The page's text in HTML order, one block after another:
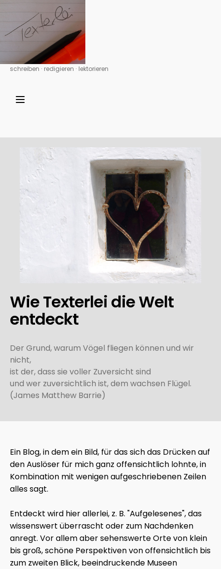
schreiben ∙ redigieren ∙ lektorieren
Wie Texterlei die Welt
entdeckt
Der Grund, warum Vögel fliegen können und wir
nicht,
ist der, dass sie voller Zuversicht sind
und wer zuversichtlich ist, dem wachsen Flügel.
(James Matthew Barrie)
Ein Blog, in dem ein Bild, für das sich das Drücken auf
den Auslöser für mich ganz offensichtlich lohnte, in
Kombination mit wenigen aufgeschriebenen Zeilen
alles sagt.
Entdeckt wird hier allerlei, z. B. "Aufgelesenes", das
wissenswert überrascht oder zum Nachdenken
anregt. Vor allem aber sehenswerte Orte von klein
bis groß, schöne Perspektiven von offensichtlich bis
zum zweiten Blick, beeindruckende Museen